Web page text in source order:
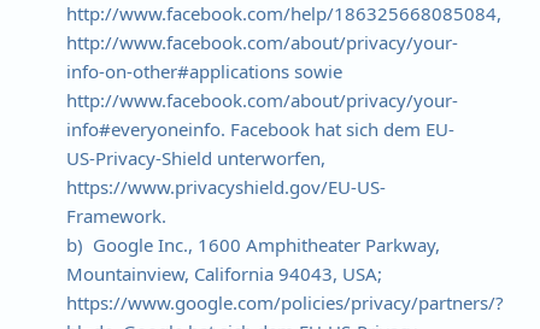
http://www.facebook.com/help/186325668085084,
http://www.facebook.com/about/privacy/your-
info-on-other#applications sowie
http://www.facebook.com/about/privacy/your-
info#everyoneinfo. Facebook hat sich dem EU-
US-Privacy-Shield unterworfen,
https://www.privacyshield.gov/EU-US-
Framework.
b) Google Inc., 1600 Amphitheater Parkway,
Mountainview, California 94043, USA;
https://www.google.com/policies/privacy/partners/?